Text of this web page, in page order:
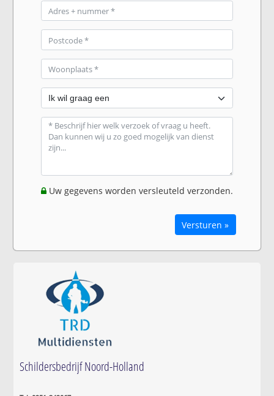
Uw gegevens worden versleuteld verzonden.
Versturen »
Schildersbedrijf Noord-Holland